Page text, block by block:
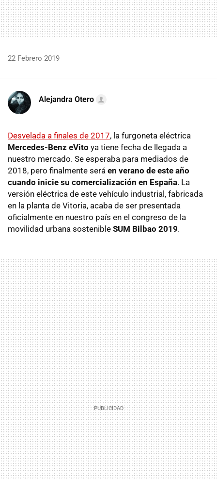
22 Febrero 2019
Alejandra Otero
Desvelada a finales de 2017, la furgoneta eléctrica
Mercedes-Benz eVito ya tiene fecha de llegada a
nuestro mercado. Se esperaba para mediados de
2018, pero finalmente será en verano de este año
cuando inicie su comercialización en España. La
versión eléctrica de este vehículo industrial, fabricada
en la planta de Vitoria, acaba de ser presentada
oficialmente en nuestro país en el congreso de la
movilidad urbana sostenible SUM Bilbao 2019.